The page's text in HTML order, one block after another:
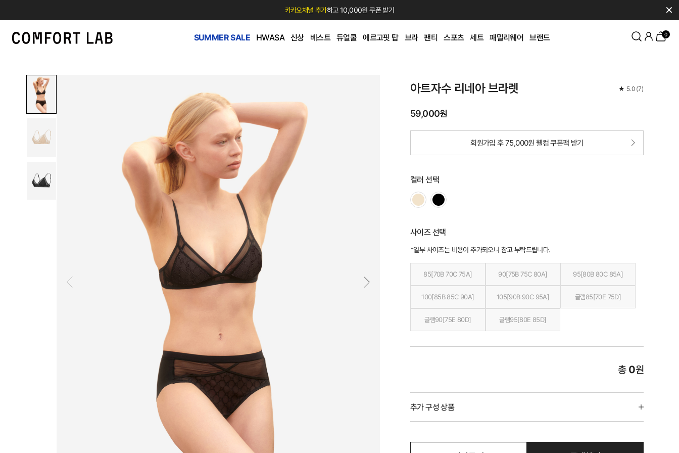
카카오채널 추가하고 10,000원 쿠폰 받기 ✕
SUMMER SALE HWASA 신상 베스트 듀얼쿨 에르고핏 탑 브라 팬티 스포츠 세트 패밀리웨어 브랜드 0
아트자수 리네아 브라렛 ★ 5.0 (7)
59,000원
회원가입 후 75,000원 웰컴 쿠폰팩 받기
컬러 선택
사이즈 선택
*일부 사이즈는 비용이 추가되오니 참고 부탁드립니다.
85[70B 70C 75A] 90[75B 75C 80A] 95[80B 80C 85A]
100[85B 85C 90A] 105[90B 90C 95A] 글램85[70E 75D]
글램90[75E 80D] 글램95[80E 85D]
총 0원
추가 구성 상품